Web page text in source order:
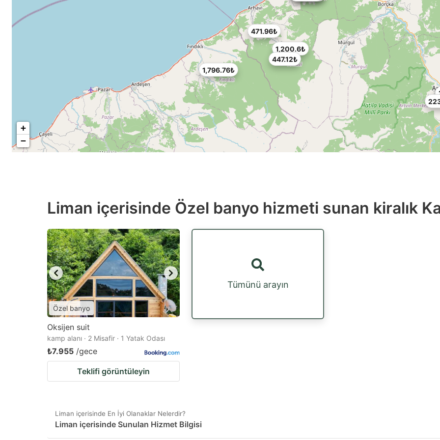
1,796.76₺
447.12₺
1,200.6₺
471.96₺
+
−
Liman içerisinde Özel banyo hizmeti sunan kiralık
Özel banyo
Oksijen suit
kamp alanı · 2 Misafir · 1 Yatak Odası
₺7.955 /gece
Teklifi görüntüleyin
Tümünü arayın
Liman içerisinde En İyi Olanaklar Nelerdir?
Liman içerisinde Sunulan Hizmet Bilgisi